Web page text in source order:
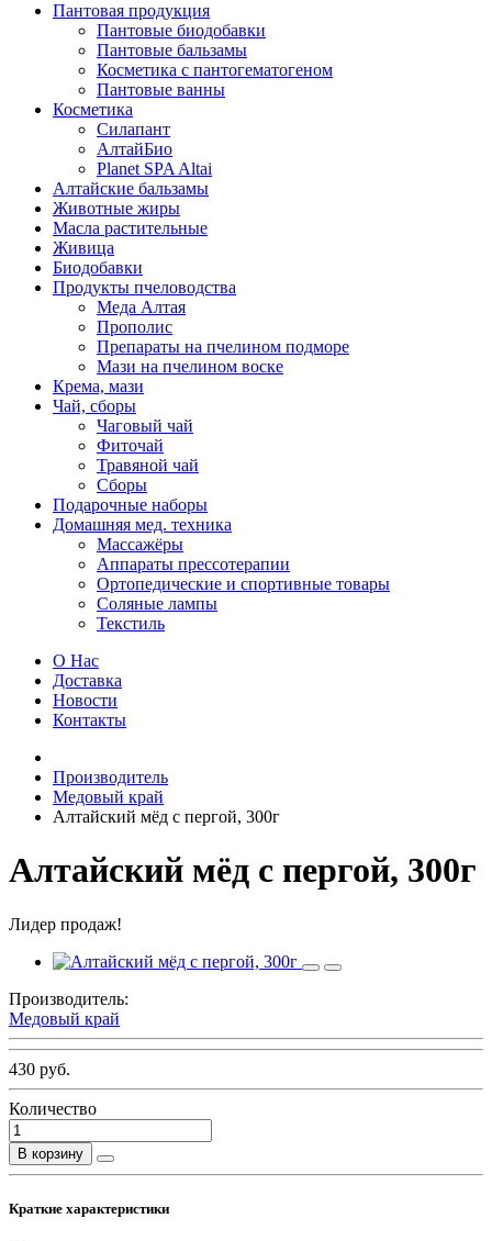
Пантовая продукция
Пантовые биодобавки
Пантовые бальзамы
Косметика с пантогематогеном
Пантовые ванны
Косметика
Силапант
АлтайБио
Planet SPA Altai
Алтайские бальзамы
Животные жиры
Масла растительные
Живица
Биодобавки
Продукты пчеловодства
Меда Алтая
Прополис
Препараты на пчелином подморе
Мази на пчелином воске
Крема, мази
Чай, сборы
Чаговый чай
Фиточай
Травяной чай
Сборы
Подарочные наборы
Домашняя мед. техника
Массажёры
Аппараты прессотерапии
Ортопедические и спортивные товары
Соляные лампы
Текстиль
О Нас
Доставка
Новости
Контакты
Производитель
Медовый край
Алтайский мёд с пергой, 300г
Алтайский мёд с пергой, 300г
Лидер продаж!
Производитель:
Медовый край
430 руб.
Количество
В корзину
Краткие характеристики